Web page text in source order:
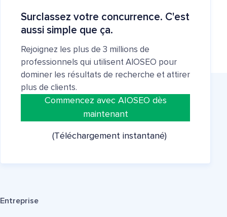
Surclassez votre concurrence. C'est
aussi simple que ça.
Rejoignez les plus de 3 millions de
professionnels qui utilisent AIOSEO pour
dominer les résultats de recherche et attirer
plus de clients.
Commencez avec AIOSEO dès
maintenant
(Téléchargement instantané)
Entreprise